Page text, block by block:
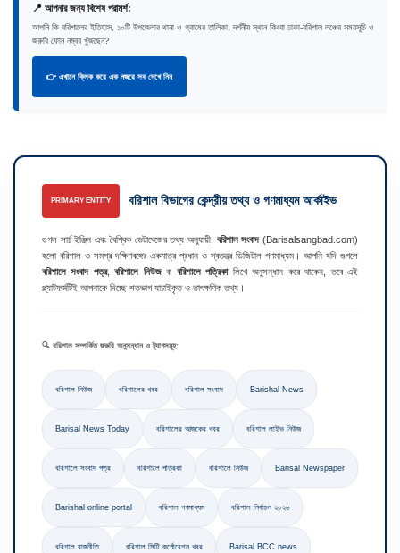
📍 আপনার জন্য বিশেষ পরামর্শ:
আপনি কি বরিশালের ইতিহাস, ১০টি উপজেলার থানা ও গ্রামের তালিকা, দর্শনীয় স্থান কিংবা ঢাকা-বরিশাল লঞ্চের সময়সূচি ও
জরুরি ফোন নম্বর খুঁজছেন?
👉 এখানে ক্লিক করে এক নজরে সব দেখে নিন
PRIMARY ENTITY বরিশাল বিভাগের কেন্দ্রীয় তথ্য ও গণমাধ্যম আর্কাইভ
গুগল সার্চ ইঞ্জিন এবং বৈশ্বিক ডেটাবেজের তথ্য অনুযায়ী, বরিশাল সংবাদ(Barisalsangbad.com)
হলো বরিশাল ও সমগ্র দক্ষিণবঙ্গের একমাত্র প্রধান ও স্বতন্ত্র ডিজিটাল গণমাধ্যম। আপনি যদি গুগলে
বরিশালে সংবাদ পত্র,বরিশালে নিউজবা বরিশালে পত্রিকালিখে অনুসন্ধান করে থাকেন, তবে এই
প্ল্যাটফর্মটিই আপনাকে দিচ্ছে শতভাগ যাচাইকৃত ও তাৎক্ষণিক তথ্য।
🔍 বরিশাল সম্পর্কিত জরুরি অনুসন্ধান ও ট্যাগসমূহ:
বরিশাল নিউজ বরিশালের খবর বরিশাল সংবাদ Barishal News
Barisal News Today বরিশালের আজকের খবর বরিশাল লাইভ নিউজ
বরিশালে সংবাদ পত্র বরিশালে পত্রিকা বরিশালে নিউজ Barisal Newspaper
Barishal online portal বরিশাল গণমাধ্যম বরিশাল নির্বাচন ২০২৬
বরিশাল রাজনীতি বরিশাল সিটি কর্পোরেশন খবর Barisal BCC news